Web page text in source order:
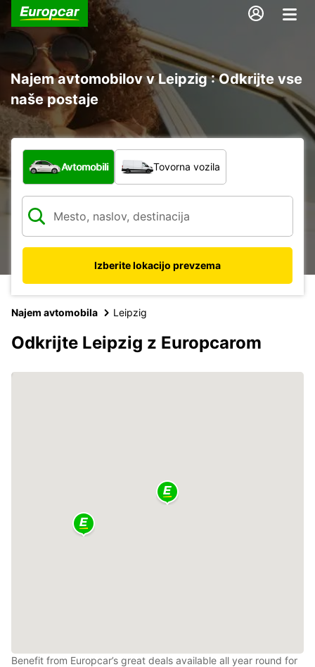
Najem avtomobilov v Leipzig : Odkrijte vse
naše postaje
Katera vrsta vozila?
Avtomobili Tovorna vozila
Izberite lokacijo prevzema
Najem avtomobila Leipzig
Odkrijte Leipzig z Europcarom
Benefit from Europcar’s great deals available all year round for